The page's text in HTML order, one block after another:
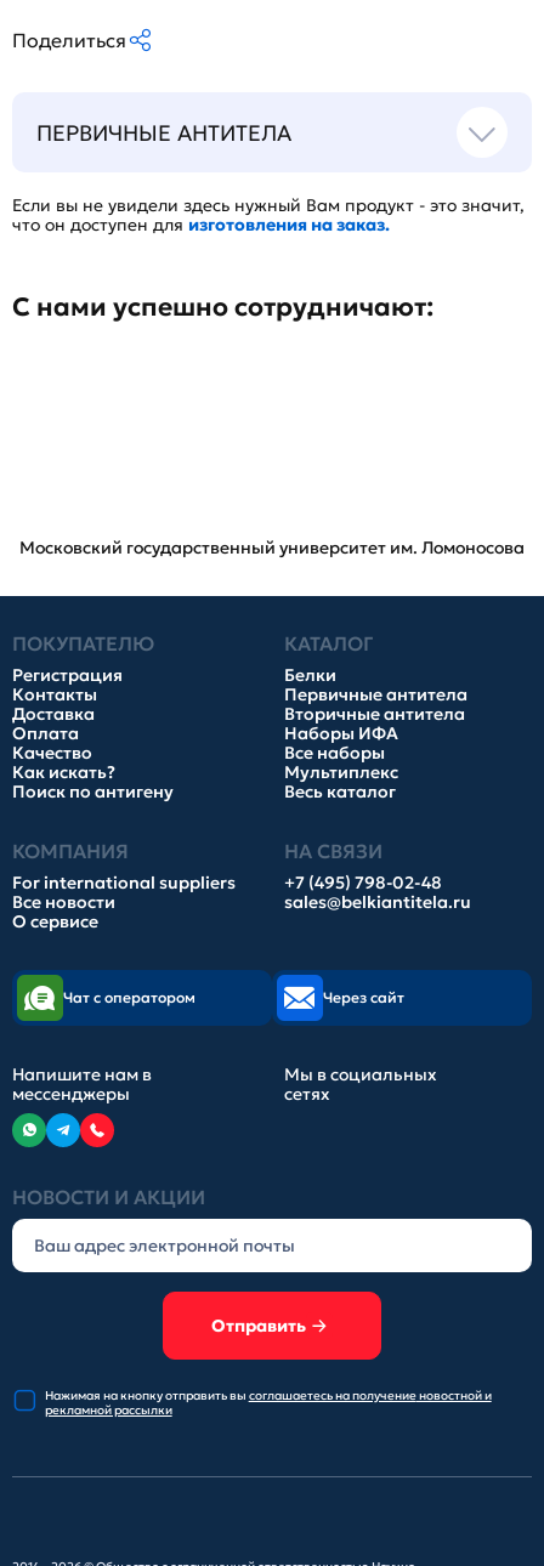
Поделиться
ПЕРВИЧНЫЕ АНТИТЕЛА
Если вы не увидели здесь нужный Вам продукт - это значит,
что он доступен для изготовления на заказ.
С нами успешно сотрудничают:
Московский государственный университет им. Ломоносова
ПОКУПАТЕЛЮ
Регистрация
Контакты
Доставка
Оплата
Качество
Как искать?
Поиск по антигену
КАТАЛОГ
Белки
Первичные антитела
Вторичные антитела
Наборы ИФА
Все наборы
Мультиплекс
Весь каталог
КОМПАНИЯ
For international suppliers
Все новости
О сервисе
НА СВЯЗИ
+7 (495) 798-02-48
sales@belkiantitela.ru
НОВОСТИ И АКЦИИ
Отправить
Нажимая на кнопку отправитьвы соглашаетесь на получениеновостной и
рекламной рассылки
Чат с оператором Через сайт
Напишите нам в
мессенджеры
Мы в социальных
сетях